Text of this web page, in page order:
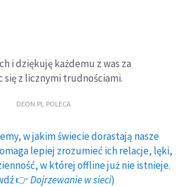
i dziękuję każdemu z was za
się z licznymi trudnościami.
DEON.PL POLECA
w jakim świecie dorastają nasze
lepiej zrozumieć ich relacje, lęki,
w której offline już nie istnieje.
👉Dojrzewanie w sieci)